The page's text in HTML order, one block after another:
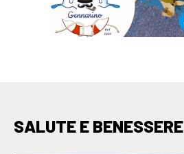
SALUTE E BENESSERE